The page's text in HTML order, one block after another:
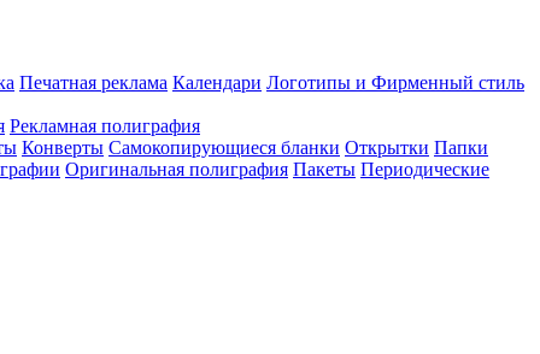
Печатная реклама Календари Логотипы и Фирменный стиль
Рекламная полиграфия
Конверты Самокопирующиеся бланки Открытки Папки
Оригинальная полиграфия Пакеты Периодические